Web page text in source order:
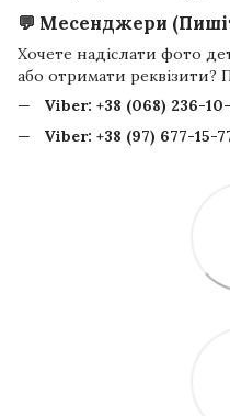
💬 Месенджери
Хочете надіслати фото
або отримати реквізити?
Viber: +38 (068) 236-
Viber: +38 (97) 677-15-